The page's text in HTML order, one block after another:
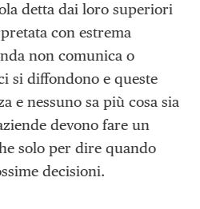
detta dai loro superiori
con estrema
non comunica o
si diffondono e queste
e nessuno sa più cosa sia
devono fare un
solo per dire quando
decisioni.